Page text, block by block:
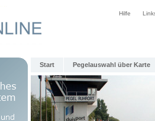
Hilfe
Start Pegelauswahl über Karte